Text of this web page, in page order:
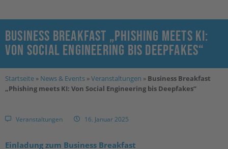
Business Breakfast „Phishing meets KI:
Von Social Engineering bis Deepfakes“
Startseite » News & Events »Veranstaltungen » Business Breakfast
„Phishing meets KI: Von Social Engineering bis Deepfakes“
Veranstaltungen 16. Januar 2025
Einladung zum Business Breakfast